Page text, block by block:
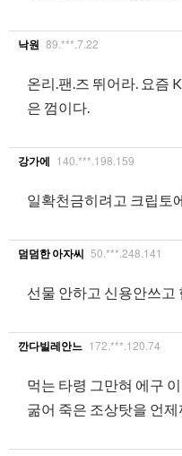
낙원 89.***.7.22
온리.팬.즈 뛰어라. 요즘
은 껌이다.
강가에 140.***.198.159
일확천금히려고 크립토
덤덤한 아자씨 50.***.248.141
선물 안하고 신용안쓰고
깐다빌레안느 172.***.120.74
먹는 타령 그만혀 에구
굶어 죽은 조상탓을 언